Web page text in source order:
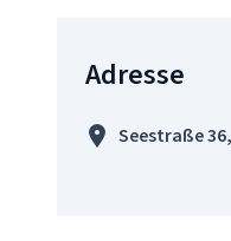
Adresse
Seestraße